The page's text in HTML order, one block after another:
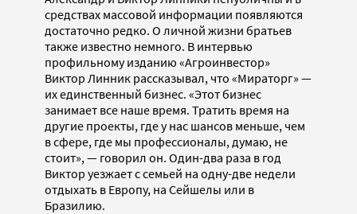
средствах массовой информации появляются
достаточно редко. О личной жизни братьев
также известно немного. В интервью
профильному изданию «Агроинвестор»
Виктор Линник рассказывал, что «Мираторг» —
их единственный бизнес. «Этот бизнес
занимает все наше время. Тратить время на
другие проекты, где у нас шансов меньше, чем
в сфере, где мы профессионалы, думаю, не
стоит», — говорил он. Один-два раза в год
Виктор уезжает с семьей на одну-две недели
отдыхать в Европу, на Сейшелы или в
Бразилию.